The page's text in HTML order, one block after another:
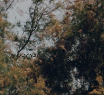
A PROPOS CONTACT